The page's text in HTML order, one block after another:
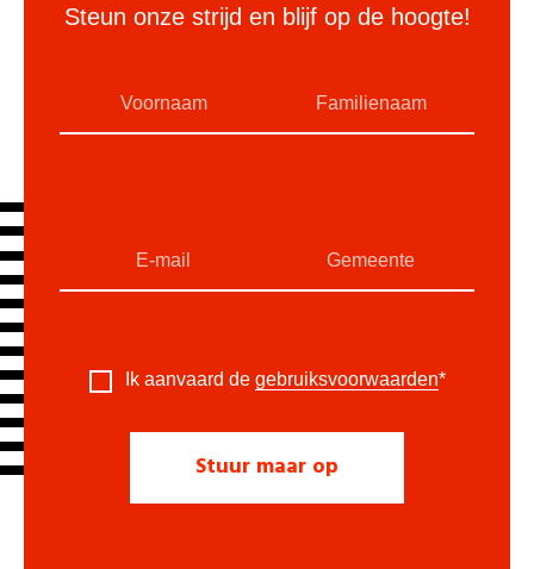
Steun onze strijd en blijf op de hoogte!
Ik aanvaard de gebruiksvoorwaarden*